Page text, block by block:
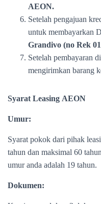
AEON.
Setelah pengajuan
untuk membayarkan
Grandivo (no Rek
Setelah pembayaran
mengirimkan barang
Syarat Leasing AEON
Umur:
Syarat pokok dari pihak
tahun dan maksimal 60
umur anda adalah 19 tahun.
Dokumen: